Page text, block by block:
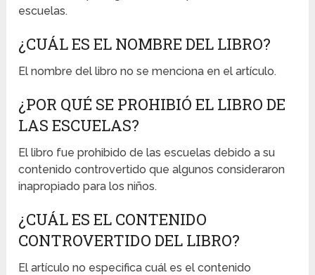
escuelas.
¿CUÁL ES EL NOMBRE DEL LIBRO?
El nombre del libro no se menciona en el artículo.
¿POR QUÉ SE PROHIBIÓ EL LIBRO DE
LAS ESCUELAS?
El libro fue prohibido de las escuelas debido a su
contenido controvertido que algunos consideraron
inapropiado para los niños.
¿CUÁL ES EL CONTENIDO
CONTROVERTIDO DEL LIBRO?
El artículo no especifica cuál es el contenido